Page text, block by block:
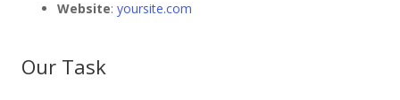
Website: yoursite.com
Our Task